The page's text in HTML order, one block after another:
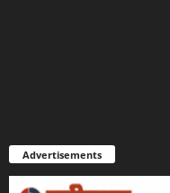
Advertisements